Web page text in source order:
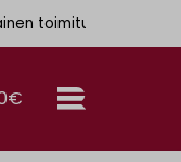
Suomeen yli 120